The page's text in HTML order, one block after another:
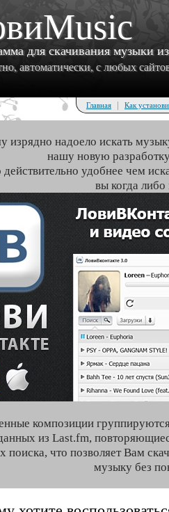
для скачивания музыки
автоматически, с любых
Главная | Как
изрядно надоело искать
нашу новую
действительно удобнее чем
вы когда либо
композиции
из Last.fm,
поиска, что позволяет Вам
музыку без